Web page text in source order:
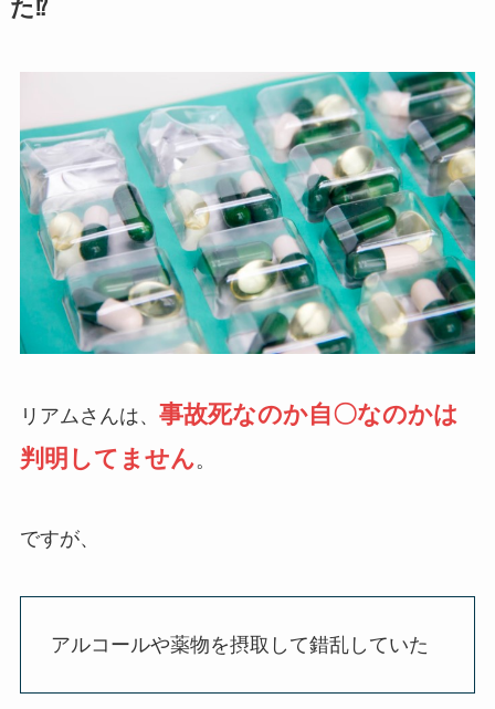
た⁉
リアムさんは、 事故死なのか自〇なのかは
判明してません。
ですが、
アルコールや薬物を摂取して錯乱していた